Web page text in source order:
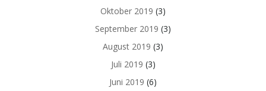
Oktober 2019 (3)
September 2019 (3)
August 2019 (3)
Juli 2019 (3)
Juni 2019 (6)